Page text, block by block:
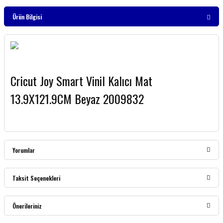
Ürün Bilgisi
Cricut Joy Smart Vinil Kalıcı Mat
13.9X121.9CM Beyaz 2009832
Yorumlar
Bu ürüne ilk yorumu siz yapın!
Taksit Seçenekleri
Önerileriniz